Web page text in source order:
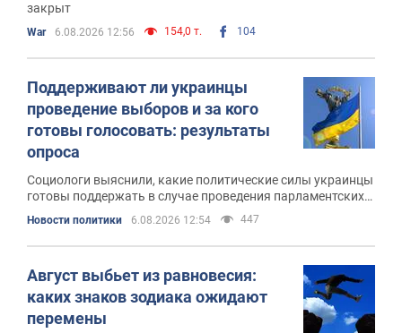
закрыт
War 6.08.2026 12:56 154,0 т. 104
Поддерживают ли украинцы
проведение выборов и за кого
готовы голосовать: результаты
опроса
Социологи выяснили, какие политические силы украинцы
готовы поддержать в случае проведения парламентских
Новости политики 6.08.2026 12:54 447
Август выбьет из равновесия:
каких знаков зодиака ожидают
перемены